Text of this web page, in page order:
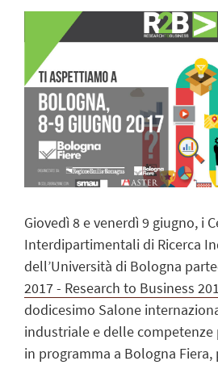
Giovedì 8 e venerdì 9 giugno, i
Interdipartimentali di Ricerca
dell’Università di Bologna
2017 - Research to Business
dodicesimo Salone
industriale e delle competenze
in programma a Bologna